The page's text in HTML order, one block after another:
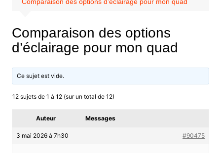
Comparaison des options
d’éclairage pour mon quad
Ce sujet est vide.
12 sujets de 1 à 12 (sur un total de 12)
Auteur Messages
3 mai 2026 à 7h30 #90475